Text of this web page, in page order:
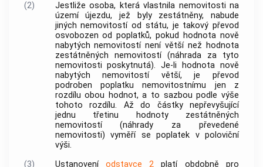
(2)
Jestliže osoba, která vlastnila nemovitosti na
území újezdu, jež byly zestátněny, nabude
jiných nemovitostí od státu, je takový převod
osvobozen od poplatků, pokud hodnota nově
nabytých nemovitostí není větší než hodnota
zestátněných nemovitostí (náhrada za tyto
nemovitosti poskytnutá). Je-li hodnota nově
nabytých nemovitostí větší, je převod
podroben poplatku nemovitostnímu jen z
rozdílu obou hodnot, a to sazbou podle výše
tohoto rozdílu. Až do částky nepřevyšující
jednu třetinu hodnoty zestátněných
nemovitostí (náhrady za převedené
nemovitosti) vyměří se poplatek v poloviční
výši.
(3)
Ustanovení odstavce 2 platí obdobně pro